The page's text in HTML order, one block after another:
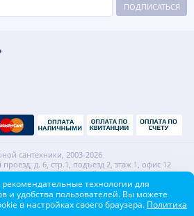
ПОДПИСАТЬСЯ
сантехники, 2003-2026
д. 6, стр.1, подъезд 2, этаж 1, офис 12
публичной офертой.
технологии для
и удобства пользователей. Вы можете
в настройках своего браузера. Политика